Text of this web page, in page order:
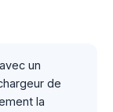
un
de
la